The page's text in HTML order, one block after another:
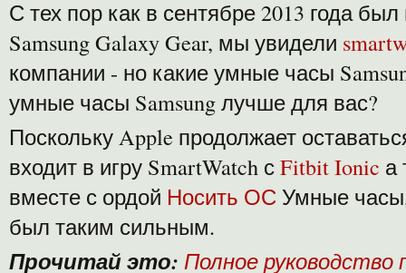
С тех пор как в сентябре 2013 года
Samsung Galaxy Gear, мы увидели
компании - но какие умные часы
умные часы Samsung лучше для вас?
Поскольку Apple продолжает
входит в игру SmartWatch сFitbit Ionic а
вместе с ордой Носить ОС Умные
был таким сильным.
Прочитай это: Полное руководство